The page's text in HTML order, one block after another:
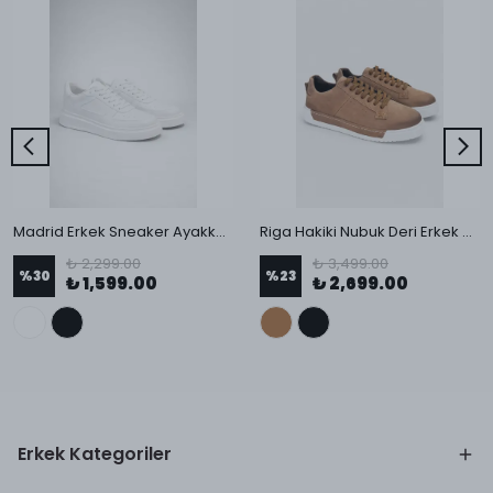
Madrid Erkek Sneaker Ayakkabı
%30
₺ 2,299.00
₺ 1,599.00
Riga Hakiki Nubuk Deri Erkek Sneaker
%23
₺ 3,499.00
₺ 2,699.00
Erkek Kategoriler